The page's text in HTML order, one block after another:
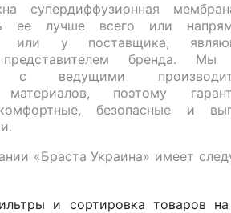
супердиффузионная
ее лучше всего или
или у поставщика,
бренда. Мы
с ведущими
материалов, поэтому
безопасные и
«Браста Украина» имеет
и сортировка товаров